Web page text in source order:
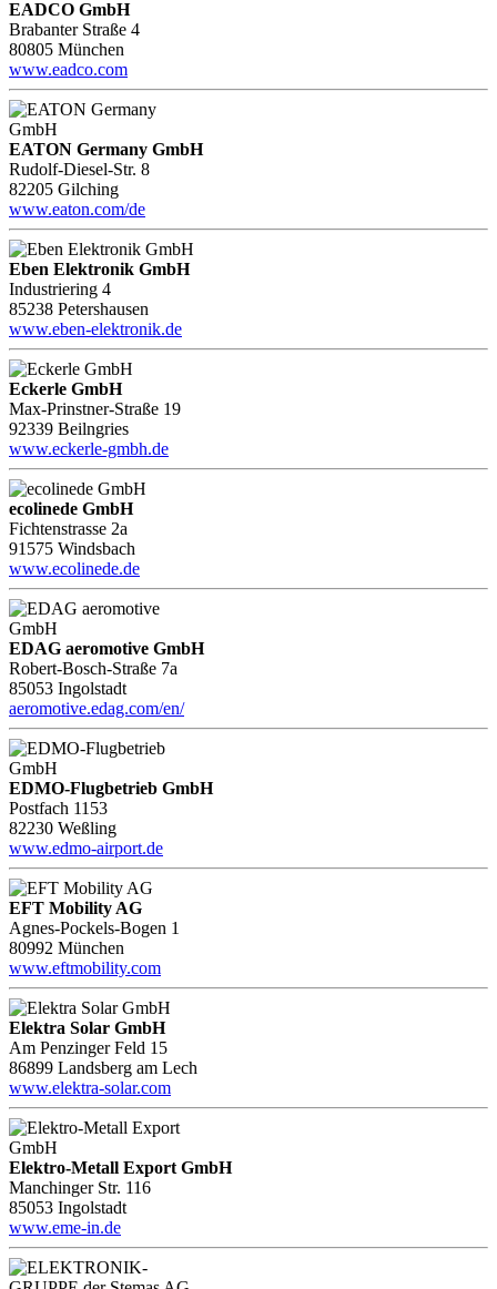
EADCO GmbH
Brabanter Straße 4
80805 München
www.eadco.com
EATON Germany GmbH
Rudolf-Diesel-Str. 8
82205 Gilching
www.eaton.com/de
Eben Elektronik GmbH
Industriering 4
85238 Petershausen
www.eben-elektronik.de
Eckerle GmbH
Max-Prinstner-Straße 19
92339 Beilngries
www.eckerle-gmbh.de
ecolinede GmbH
Fichtenstrasse 2a
91575 Windsbach
www.ecolinede.de
EDAG aeromotive GmbH
Robert-Bosch-Straße 7a
85053 Ingolstadt
aeromotive.edag.com/en/
EDMO-Flugbetrieb GmbH
Postfach 1153
82230 Weßling
www.edmo-airport.de
EFT Mobility AG
Agnes-Pockels-Bogen 1
80992 München
www.eftmobility.com
Elektra Solar GmbH
Am Penzinger Feld 15
86899 Landsberg am Lech
www.elektra-solar.com
Elektro-Metall Export GmbH
Manchinger Str. 116
85053 Ingolstadt
www.eme-in.de